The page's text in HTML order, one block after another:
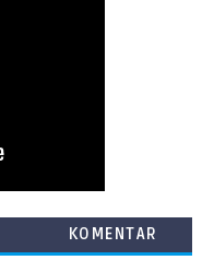
KOMENTAR